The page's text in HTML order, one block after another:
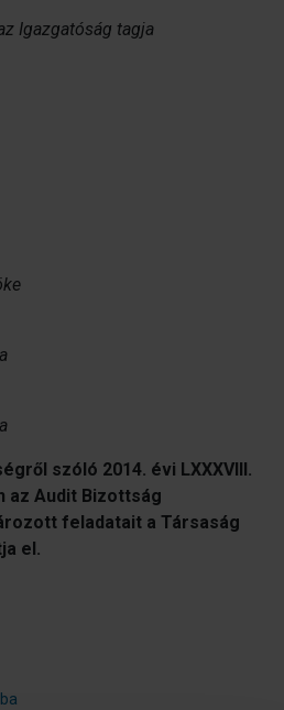
Igazgatóság tagja
szóló 2014. évi LXXXVIII.
az Audit Bizottság
feladatait a Társaság
el.